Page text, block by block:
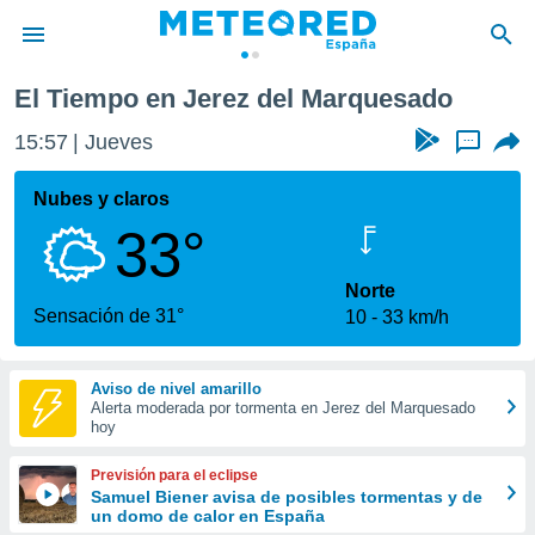
de
por
que se
calidad.
a este
las
y
forma
digital
basada
El Tiempo en Jerez del Marquesado
15:57 Jueves ...
Nubes y claros
33°
Sensación de 31°
Norte
10
33 km/h
Aviso de nivel amarillo
Alerta moderada por tormenta en Jerez del Marquesado
hoy
Previsión para el eclipse
Samuel Biener avisa de posibles tormentas y de
un domo de calor en España